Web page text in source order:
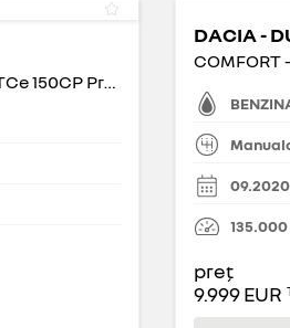
PRESTIGE PLUS - 1.3 TCe 150CP Prestige Plus 4WD
DACIA -
09.2020
135.000
preț
9.999 EUR